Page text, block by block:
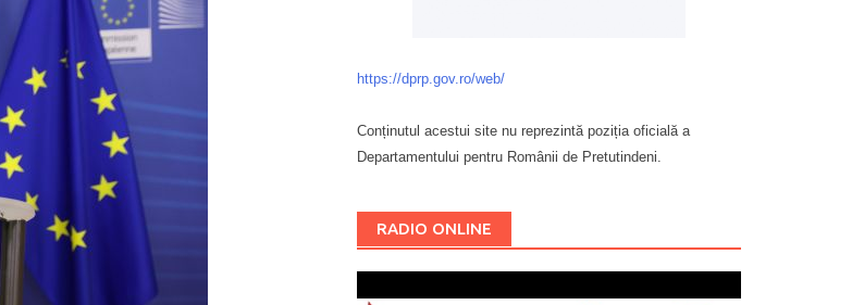
https://dprp.gov.ro/web/
Conținutul acestui site nu reprezintă poziția oficială a
Departamentului pentru Românii de Pretutindeni.
RADIO ONLINE